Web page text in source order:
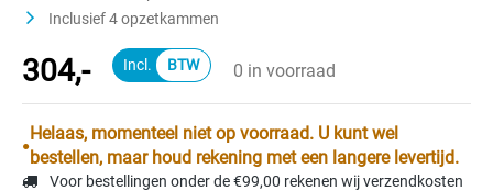
Inclusief 4 opzetkammen
304,- 0 in voorraad
Helaas, momenteel niet op voorraad. U kunt wel
bestellen, maar houd rekening met een langere levertijd.
Voor bestellingen onder de €99,00 rekenen wij verzendkosten